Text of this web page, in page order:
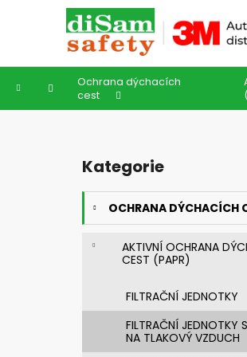
Domů
Ochrana dýchacích
cest
Přeskočit
kategorie
Kategorie
OCHRANA DÝCHACÍCH
AKTIVNÍ OCHRANA
CEST (PAPR)
FILTRAČNÍ JEDNOTKY
FILTRAČNÍ JEDNOTKY
NA TLAKOVÝ VZDUCH
í
Zpět
do
obchodu
Zpět
do
obchodu